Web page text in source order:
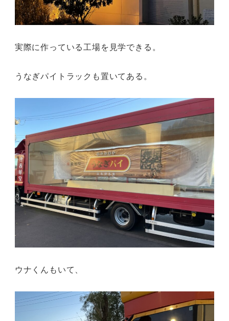
実際に作っている工場を見学できる。
うなぎパイトラックも置いてある。
ウナくんもいて、